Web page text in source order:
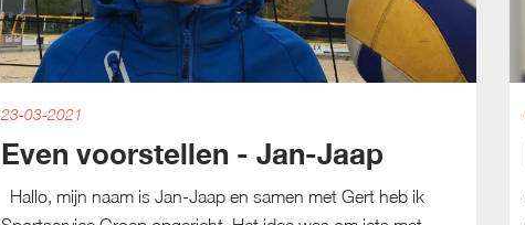
23-03-2021
Even voorstellen - Jan-Jaap
Hallo, mijn naam is Jan-Jaap en samen met Gert heb ik